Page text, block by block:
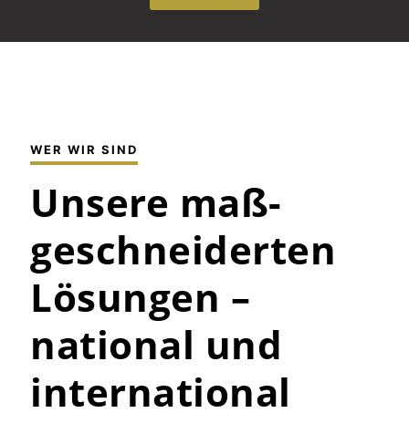
WER WIR SIND
Unsere maß­
geschneiderten
Lösungen –
national und
international